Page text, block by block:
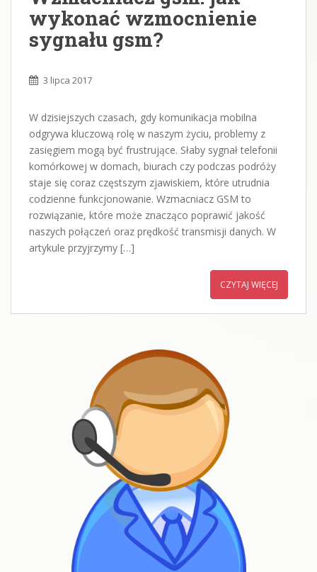
wykonać wzmocnienie
sygnału gsm?
3 lipca 2017
W dzisiejszych czasach, gdy komunikacja mobilna
odgrywa kluczową rolę w naszym życiu, problemy z
zasięgiem mogą być frustrujące. Słaby sygnał telefonii
komórkowej w domach, biurach czy podczas podróży
staje się coraz częstszym zjawiskiem, które utrudnia
codzienne funkcjonowanie. Wzmacniacz GSM to
rozwiązanie, które może znacząco poprawić jakość
naszych połączeń oraz prędkość transmisji danych. W
artykule przyjrzymy […]
CZYTAJ WIĘCEJ